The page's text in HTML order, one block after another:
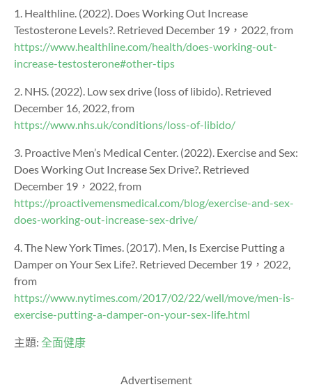
1. Healthline. (2022). Does Working Out Increase
Testosterone Levels?. Retrieved December 19，2022, from
https://www.healthline.com/health/does-working-out-
increase-testosterone#other-tips
2. NHS. (2022). Low sex drive (loss of libido). Retrieved
December 16, 2022, from
https://www.nhs.uk/conditions/loss-of-libido/
3. Proactive Men’s Medical Center. (2022). Exercise and Sex:
Does Working Out Increase Sex Drive?. Retrieved
December 19，2022, from
https://proactivemensmedical.com/blog/exercise-and-sex-
does-working-out-increase-sex-drive/
4. The New York Times. (2017). Men, Is Exercise Putting a
Damper on Your Sex Life?. Retrieved December 19，2022,
from
https://www.nytimes.com/2017/02/22/well/move/men-is-
exercise-putting-a-damper-on-your-sex-life.html
主題: 全面健康
Advertisement